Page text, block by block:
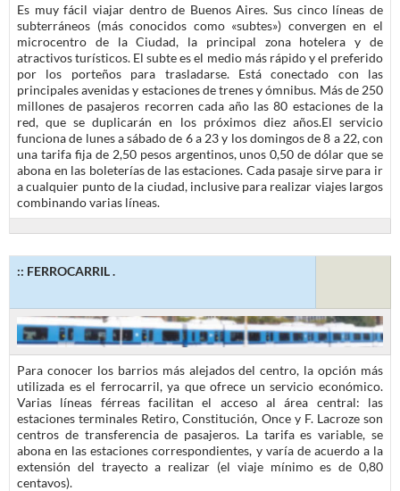
Es muy fácil viajar dentro de Buenos Aires. Sus cinco líneas de
subterráneos (más conocidos como «subtes») convergen en el
microcentro de la Ciudad, la principal zona hotelera y de
atractivos turísticos. El subte es el medio más rápido y el preferido
por los porteños para trasladarse. Está conectado con las
principales avenidas y estaciones de trenes y ómnibus. Más de 250
millones de pasajeros recorren cada año las 80 estaciones de la
red, que se duplicarán en los próximos diez años.El servicio
funciona de lunes a sábado de 6 a 23 y los domingos de 8 a 22, con
una tarifa fija de 2,50 pesos argentinos, unos 0,50 de dólar que se
abona en las boleterías de las estaciones. Cada pasaje sirve para ir
a cualquier punto de la ciudad, inclusive para realizar viajes largos
combinando varias líneas.
:: FERROCARRIL .
Para conocer los barrios más alejados del centro, la opción más
utilizada es el ferrocarril, ya que ofrece un servicio económico.
Varias líneas férreas facilitan el acceso al área central: las
estaciones terminales Retiro, Constitución, Once y F. Lacroze son
centros de transferencia de pasajeros. La tarifa es variable, se
abona en las estaciones correspondientes, y varía de acuerdo a la
extensión del trayecto a realizar (el viaje mínimo es de 0,80
centavos).